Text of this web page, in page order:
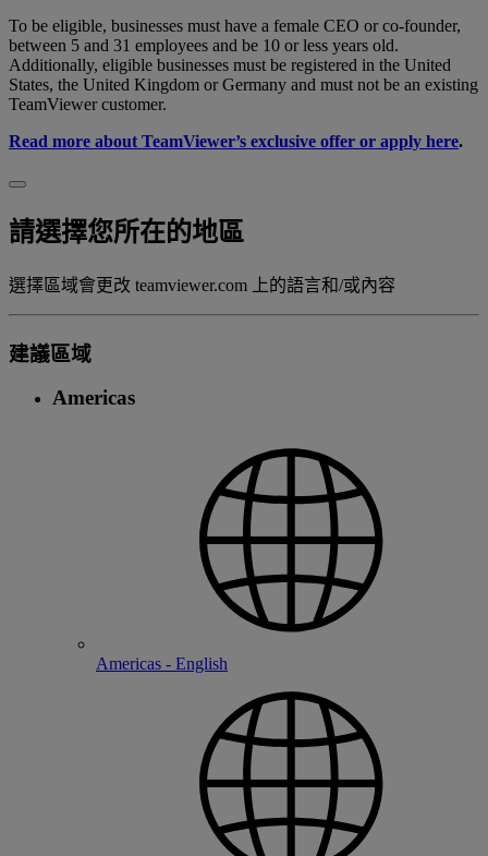
To be eligible, businesses must have a female CEO or co-founder,
between 5 and 31 employees and be 10 or less years old.
Additionally, eligible businesses must be registered in the United
States, the United Kingdom or Germany and must not be an existing
TeamViewer customer.
Read more about TeamViewer’s exclusive offer or apply here.
請選擇您所在的地區
選擇區域會更改 teamviewer.com 上的語言和/或內容
建議區域
Americas
Americas - English